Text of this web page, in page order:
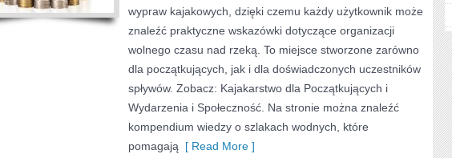
WODNE
wypraw kajakowych, dzięki czemu każdy użytkownik może
znaleźć praktyczne wskazówki dotyczące organizacji
wolnego czasu nad rzeką. To miejsce stworzone zarówno
dla początkujących, jak i dla doświadczonych uczestników
spływów. Zobacz: Kajakarstwo dla Początkujących i
Wydarzenia i Społeczność. Na stronie można znaleźć
kompendium wiedzy o szlakach wodnych, które
pomagają [ Read More ]